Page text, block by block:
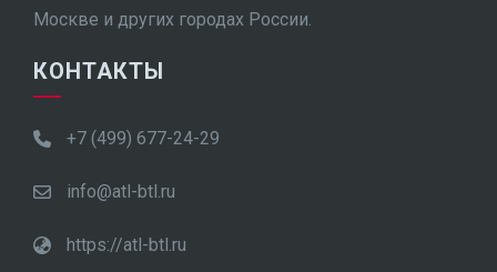
Москве и других городах России.
КОНТАКТЫ
+7 (499) 677-24-29
info@atl-btl.ru
https://atl-btl.ru